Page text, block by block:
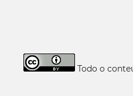
Todo o